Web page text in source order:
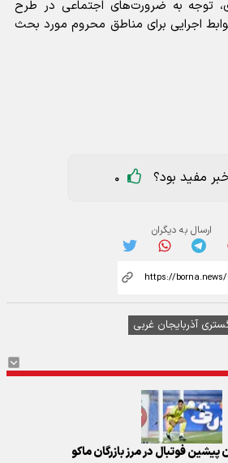
توجه به ضرورت‌های اجتماعی در طرح
اجرایی برای مناطق محروم مورد بحث
مفید بود؟ 0
ارسال به دیگران
آذربایجان غربی
فوتبال در مرز بازرگان ماکو